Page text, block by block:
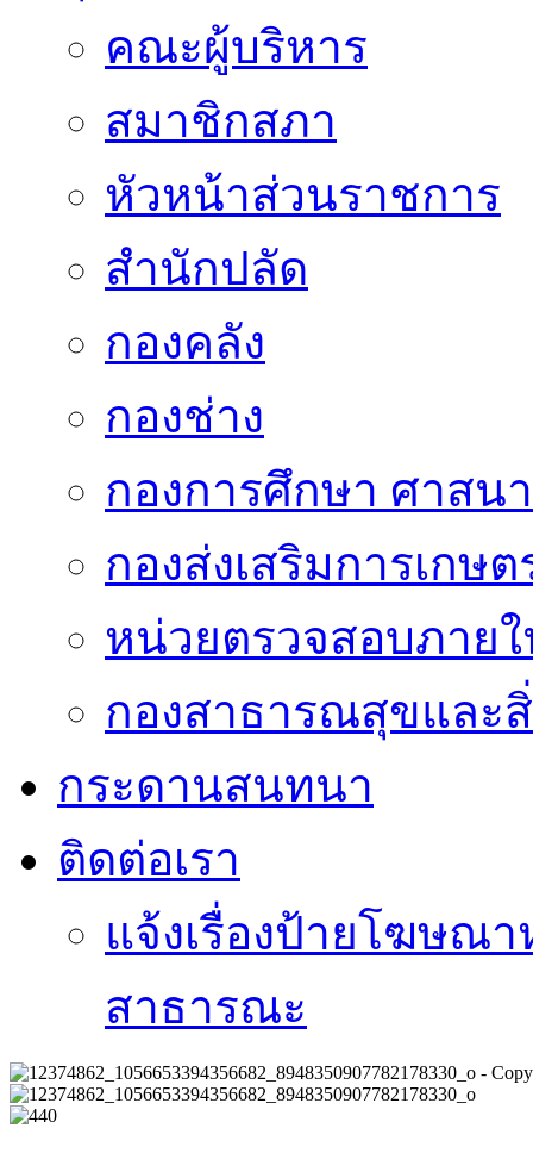
คณะผู้บริหาร
สมาชิกสภา
หัวหน้าส่วนราชการ
สำนักปลัด
กองคลัง
กองช่าง
กองการศึกษา ศาสน
กองส่งเสริมการเกษต
หน่วยตรวจสอบภาย
กองสาธารณสุขและ
กระดานสนทนา
ติดต่อเรา
แจ้งเรื่องป้ายโฆษณ
สาธารณะ